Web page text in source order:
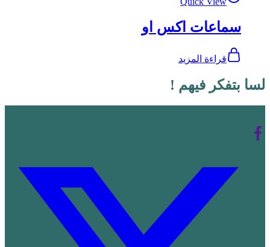
سماعات اكس او
قراءة المزيد
لسا بتفكر فيهم !